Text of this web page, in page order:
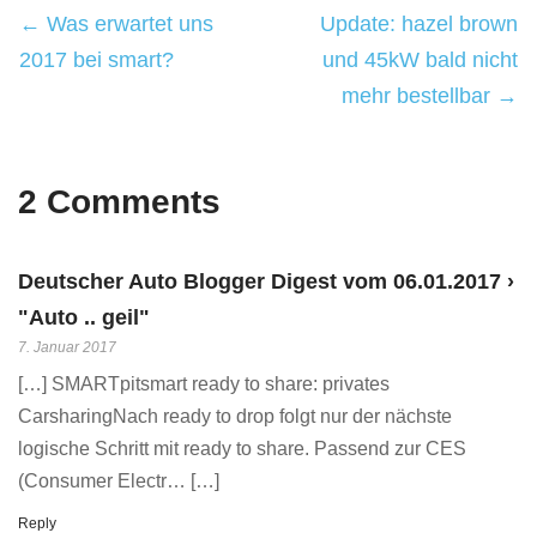
← Was erwartet uns
2017 bei smart?
Update: hazel brown
und 45kW bald nicht
mehr bestellbar →
2 Comments
Deutscher Auto Blogger Digest vom 06.01.2017 ›
"Auto .. geil"
7. Januar 2017
[…] SMARTpitsmart ready to share: privates
CarsharingNach ready to drop folgt nur der nächste
logische Schritt mit ready to share. Passend zur CES
(Consumer Electr… […]
Reply